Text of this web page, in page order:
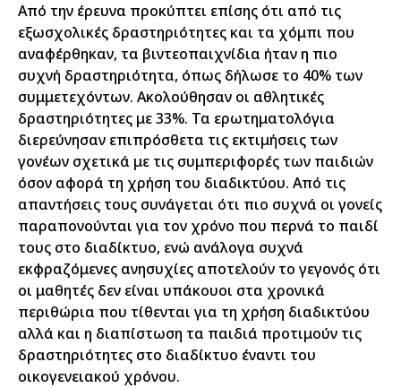
Από την έρευνα προκύπτει επίσης ότι από τις
εξωσχολικές δραστηριότητες και τα χόμπι που
αναφέρθηκαν, τα βιντεοπαιχνίδια ήταν η πιο
συχνή δραστηριότητα, όπως δήλωσε το 40% των
συμμετεχόντων. Ακολούθησαν οι αθλητικές
δραστηριότητες με 33%. Τα ερωτηματολόγια
διερεύνησαν επιπρόσθετα τις εκτιμήσεις των
γονέων σχετικά με τις συμπεριφορές των παιδιών
όσον αφορά τη χρήση του διαδικτύου. Από τις
απαντήσεις τους συνάγεται ότι πιο συχνά οι γονείς
παραπονούνται για τον χρόνο που περνά το παιδί
τους στο διαδίκτυο, ενώ ανάλογα συχνά
εκφραζόμενες ανησυχίες αποτελούν το γεγονός ότι
οι μαθητές δεν είναι υπάκουοι στα χρονικά
περιθώρια που τίθενται για τη χρήση διαδικτύου
αλλά και η διαπίστωση τα παιδιά προτιμούν τις
δραστηριότητες στο διαδίκτυο έναντι του
οικογενειακού χρόνου.